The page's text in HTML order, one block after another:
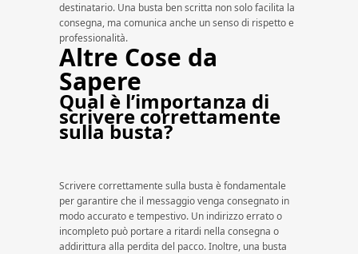
destinatario. Una busta ben scritta non solo facilita la
consegna, ma comunica anche un senso di rispetto e
professionalità.
Altre Cose da
Sapere
Qual è l’importanza di
scrivere correttamente
sulla busta?
Scrivere correttamente sulla busta è fondamentale
per garantire che il messaggio venga consegnato in
modo accurato e tempestivo. Un indirizzo errato o
incompleto può portare a ritardi nella consegna o
addirittura alla perdita del pacco. Inoltre, una busta